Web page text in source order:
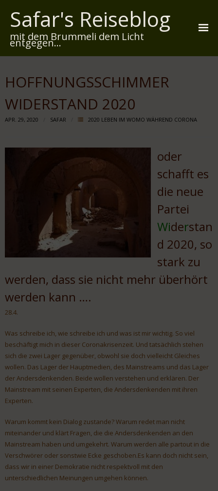
Safar's Reiseblog
mit dem Brummeli dem Licht
entgegen...
Über mich
Reiserouten
Kontakt
HOFFNUNGSSCHIMMER
WIDERSTAND 2020
APR. 29, 2020 SAFAR 2020 LEBEN IM WOMO WÄHREND CORONA
oder
schafft es
die neue
Partei
Widerstan
d 2020, so
stark zu
werden, dass sie nicht mehr überhört
werden kann ….
28.4.
Was schreibe ich, wie schreibe ich und was ist mir wichtig. So viel
beschäftigt mich in dieser Coronakrisenzeit. Und tatsächlich stehen
sich die zwei Lager gegenüber, obwohl sie doch vielleicht Gleiches
wollen. Das Lager der Hauptmedien, des Mainstreams und das Lager
der Andersdenkenden. Beide wollen verstehen und erklären. Der
Mainstream mit seinen Experten, die Andersdenkenden mit ihren
Experten.
Warum kommt kein Dialog zustande? Warum redet man nicht
miteinander und klärt Fragen, die die Andersdenkenden an den
Mainstream haben und umgekehrt. Warum werden alle partout in die
Verschwörer oder sonstwie Ecke geschoben.Es kann doch nicht sein,
dass wir in einer Demokratie nicht respektvoll mit den
unterschiedlichen Meinungen umgehen können.